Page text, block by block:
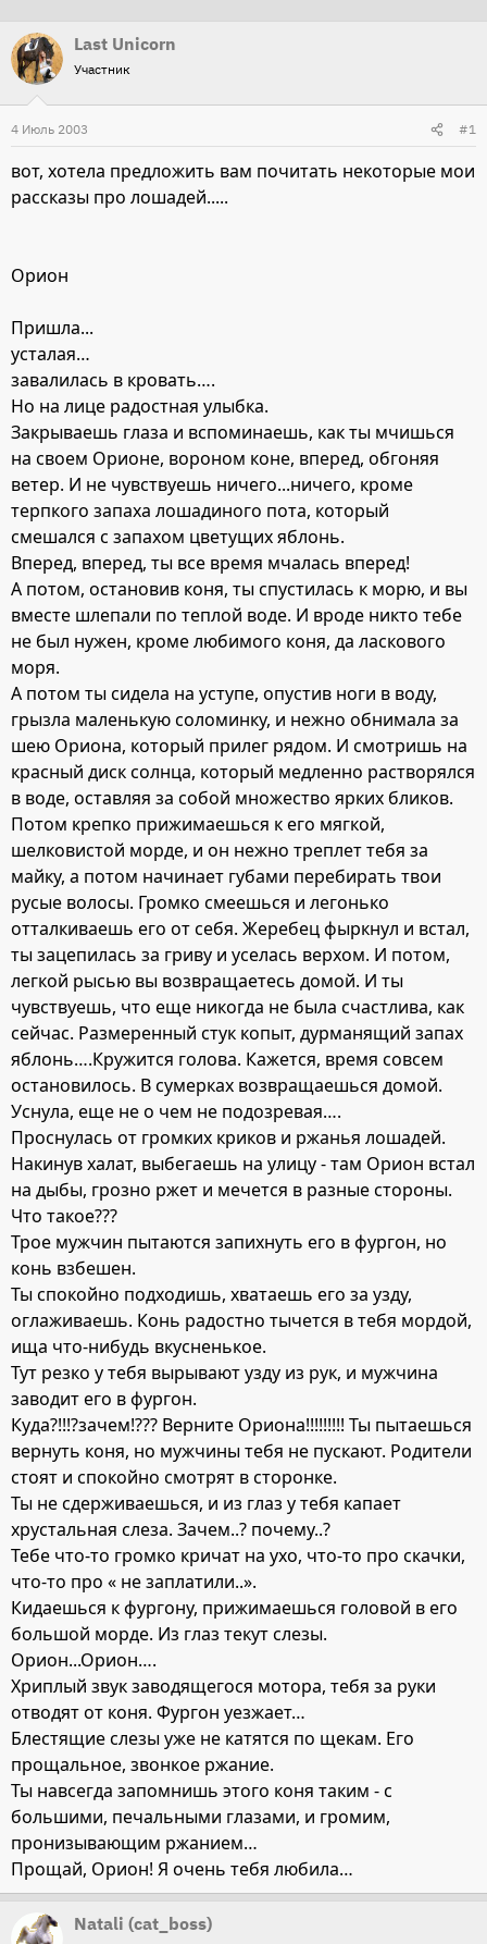
о
р
т
е
ы
а
а
л
а
Last Unicorn
Участник
4 Июль 2003 #1
вот, хотела предложить вам почитать некоторые мои
рассказы про лошадей.....
Орион
Пришла...
усталая…
завалилась в кровать….
Но на лице радостная улыбка.
Закрываешь глаза и вспоминаешь, как ты мчишься
на своем Орионе, вороном коне, вперед, обгоняя
ветер. И не чувствуешь ничего...ничего, кроме
терпкого запаха лошадиного пота, который
смешался с запахом цветущих яблонь.
Вперед, вперед, ты все время мчалась вперед!
А потом, остановив коня, ты спустилась к морю, и вы
вместе шлепали по теплой воде. И вроде никто тебе
не был нужен, кроме любимого коня, да ласкового
моря.
А потом ты сидела на уступе, опустив ноги в воду,
грызла маленькую соломинку, и нежно обнимала за
шею Ориона, который прилег рядом. И смотришь на
красный диск солнца, который медленно растворялся
в воде, оставляя за собой множество ярких бликов.
Потом крепко прижимаешься к его мягкой,
шелковистой морде, и он нежно треплет тебя за
майку, а потом начинает губами перебирать твои
русые волосы. Громко смеешься и легонько
отталкиваешь его от себя. Жеребец фыркнул и встал,
ты зацепилась за гриву и уселась верхом. И потом,
легкой рысью вы возвращаетесь домой. И ты
чувствуешь, что еще никогда не была счастлива, как
сейчас. Размеренный стук копыт, дурманящий запах
яблонь….Кружится голова. Кажется, время совсем
остановилось. В сумерках возвращаешься домой.
Уснула, еще не о чем не подозревая….
Проснулась от громких криков и ржанья лошадей.
Накинув халат, выбегаешь на улицу - там Орион встал
на дыбы, грозно ржет и мечется в разные стороны.
Что такое???
Трое мужчин пытаются запихнуть его в фургон, но
конь взбешен.
Ты спокойно подходишь, хватаешь его за узду,
оглаживаешь. Конь радостно тычется в тебя мордой,
ища что-нибудь вкусненькое.
Тут резко у тебя вырывают узду из рук, и мужчина
заводит его в фургон.
Куда?!!!?зачем!??? Верните Ориона!!!!!!!!! Ты пытаешься
вернуть коня, но мужчины тебя не пускают. Родители
стоят и спокойно смотрят в сторонке.
Ты не сдерживаешься, и из глаз у тебя капает
хрустальная слеза. Зачем..? почему..?
Тебе что-то громко кричат на ухо, что-то про скачки,
что-то про « не заплатили..».
Кидаешься к фургону, прижимаешься головой в его
большой морде. Из глаз текут слезы.
Орион...Орион….
Хриплый звук заводящегося мотора, тебя за руки
отводят от коня. Фургон уезжает…
Блестящие слезы уже не катятся по щекам. Его
прощальное, звонкое ржание.
Ты навсегда запомнишь этого коня таким - с
большими, печальными глазами, и громим,
пронизывающим ржанием…
Прощай, Орион! Я очень тебя любила…
Natali (cat_boss)